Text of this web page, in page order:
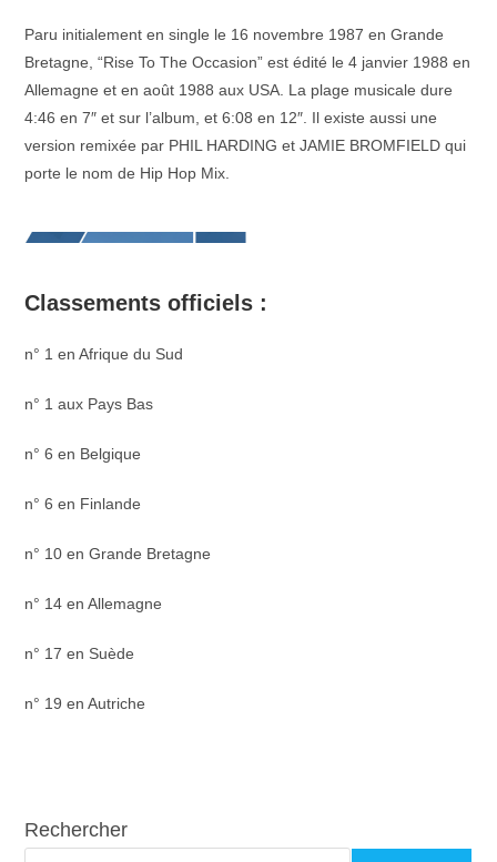
Paru initialement en single le 16 novembre 1987 en Grande
Bretagne, “Rise To The Occasion” est édité le 4 janvier 1988 en
Allemagne et en août 1988 aux USA. La plage musicale dure
4:46 en 7″ et sur l’album, et 6:08 en 12″. Il existe aussi une
version remixée par PHIL HARDING et JAMIE BROMFIELD qui
porte le nom de Hip Hop Mix.
Classements officiels :
n° 1 en Afrique du Sud
n° 1 aux Pays Bas
n° 6 en Belgique
n° 6 en Finlande
n° 10 en Grande Bretagne
n° 14 en Allemagne
n° 17 en Suède
n° 19 en Autriche
Rechercher